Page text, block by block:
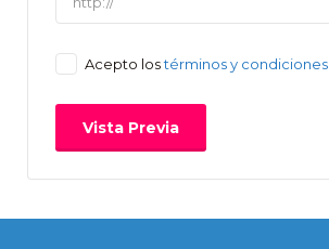
Acepto lostérminos y condiciones